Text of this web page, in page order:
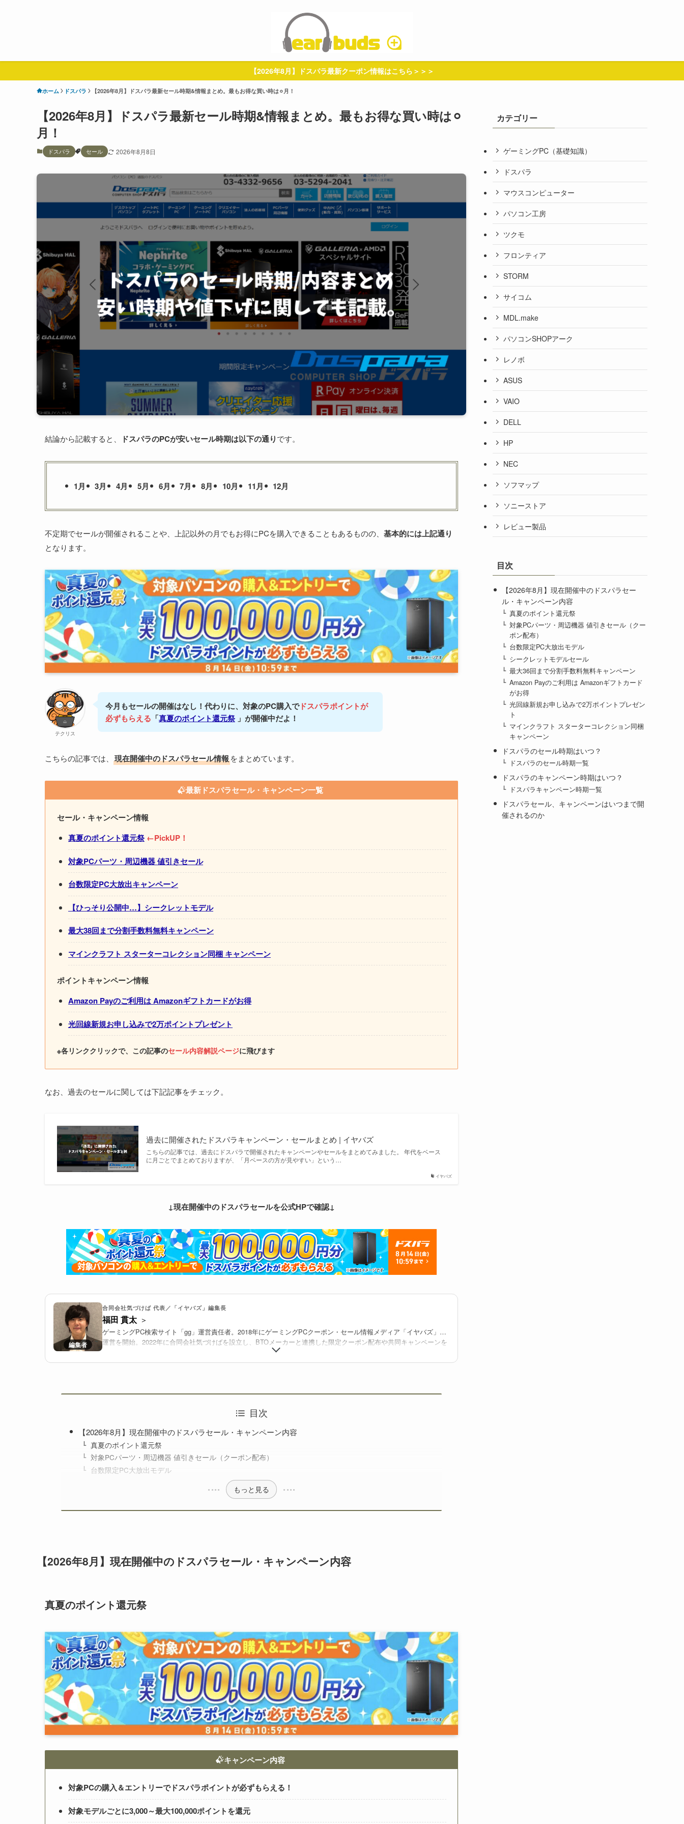
【2026年8月】ドスパラ最新クーポン情報はこちら＞＞＞
ホーム ドスパラ 【2026年8月】ドスパラ最新セール時期&情報まとめ。最もお得な買い時は⚪︎月！
【2026年8月】ドスパラ最新セール時期&情報まとめ。最もお得な買い時は⚪︎
月！
ドスパラ セール 2026年8月8日
結論から記載すると、 ドスパラのPCが安いセール時期は以下の通りです。
1月 3月 4月 5月 6月 7月 8月 10月 11月 12月
不定期でセールが開催されることや、上記以外の月でもお得にPCを購入できることもあるものの、 基本的には上記通り
となります。
テクリス
今月もセールの開催はなし！代わりに、対象のPC購入でドスパラポイントが
必ずもらえる 「真夏のポイント還元祭 」が開催中だよ！
こちらの記事では、 現在開催中のドスパラセール情報をまとめています。
最新ドスパラセール・キャンペーン一覧
セール・キャンペーン情報
真夏のポイント還元祭 ←PickUP！
対象PCパーツ・周辺機器 値引きセール
台数限定PC大放出キャンペーン
【ひっそり公開中…】シークレットモデル
最大38回まで分割手数料無料キャンペーン
マインクラフト スターターコレクション同梱 キャンペーン
ポイントキャンペーン情報
Amazon Payのご利用は Amazonギフトカードがお得
光回線新規お申し込みで2万ポイントプレゼント
※各リンククリックで、この記事のセール内容解説ページに飛びます
なお、過去のセールに関しては下記記事をチェック。
イヤバズ
過去に開催されたドスパラキャンペーン・セールまとめ | イヤバズ
こちらの記事では、過去にドスパラで開催されたキャンペーンやセールをまとめてみました。 年代をベース
に月ごとでまとめておりますが、「月ベースの方が見やすい」という…
↓現在開催中のドスパラセールを公式HPで確認↓
合同会社気づけば 代表／「イヤバズ」編集長
福田 貫太
ゲーミングPC検索サイト「gg」運営責任者。2018年にゲーミングPCクーポン・セール情報メディア「イヤバズ」の
運営を開始。2022年に合同会社気づけばを設立し、BTOメーカーと連携した限定クーポン配布や共同キャンペーンを
2025年より、国内最大級のゲーミングPC・BTO検索サイト「gg」を立ち上げ、価格/在庫/セール情報を整理・可視化
目次
【2026年8月】現在開催中のドスパラセール・キャンペーン内容
真夏のポイント還元祭
対象PCパーツ・周辺機器 値引きセール（クーポン配布）
台数限定PC大放出モデル
もっと見る
【2026年8月】現在開催中のドスパラセール・キャンペーン内容
真夏のポイント還元祭
キャンペーン内容
対象PCの購入＆エントリーでドスパラポイントが必ずもらえる！
対象モデルごとに3,000～最大100,000ポイントを還元
カテゴリー
ゲーミングPC（基礎知識）
ドスパラ
マウスコンピューター
パソコン工房
ツクモ
フロンティア
STORM
サイコム
MDL.make
パソコンSHOPアーク
レノボ
ASUS
VAIO
DELL
HP
NEC
ソフマップ
ソニーストア
レビュー製品
目次
【2026年8月】現在開催中のドスパラセー
ル・キャンペーン内容
真夏のポイント還元祭
対象PCパーツ・周辺機器 値引きセール（クー
ポン配布）
台数限定PC大放出モデル
シークレットモデル​セール
最大36回まで分割手数料無料キャンペーン
Amazon Payのご利用は Amazonギフトカード
がお得
光回線新規お申し込みで2万ポイントプレゼン
ト
マインクラフト スターターコレクション同梱
キャンペーン
ドスパラのセール時期はいつ？
ドスパラのセール時期一覧
ドスパラのキャンペーン時期はいつ？
ドスパラキャンペーン時期一覧
ドスパラセール、キャンペーンはいつまで開
催されるのか